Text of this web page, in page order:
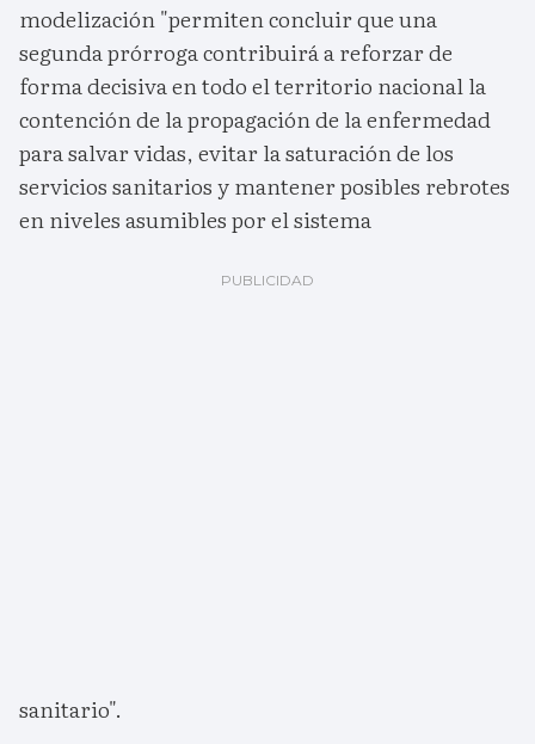
modelización "permiten concluir que una
segunda prórroga contribuirá a reforzar de
forma decisiva en todo el territorio nacional la
contención de la propagación de la enfermedad
para salvar vidas, evitar la saturación de los
servicios sanitarios y mantener posibles rebrotes
en niveles asumibles por el sistema
sanitario".